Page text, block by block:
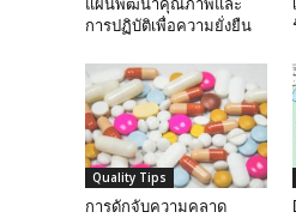
แผนพัฒนาคุณภาพและ
การปฏิบัติเพื่อความยั่งยืน
Quality Tips
การดักจับความคลาด